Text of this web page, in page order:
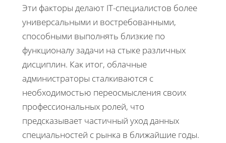
Эти факторы делают IT-специалистов более
универсальными и востребованными,
способными выполнять близкие по
функционалу задачи на стыке различных
дисциплин. Как итог, облачные
администраторы сталкиваются с
необходимостью переосмысления своих
профессиональных ролей, что
предсказывает частичный уход данных
специальностей с рынка в ближайшие годы.